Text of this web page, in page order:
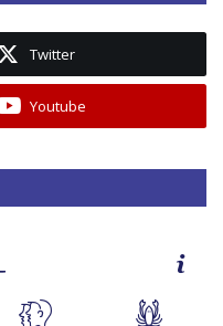
Twitter
Youtube